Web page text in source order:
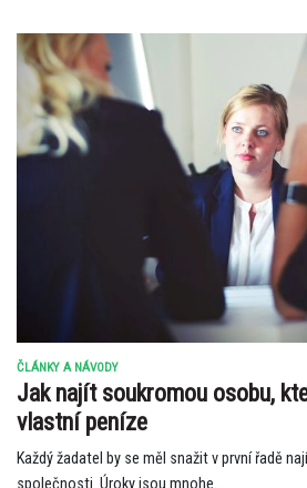
ČLÁNKY A NÁVODY
Jak najít soukromou osobu,
vlastní peníze
Každý žadatel by se měl snažit v první řadě
společnosti. Úroky jsou mnohe...